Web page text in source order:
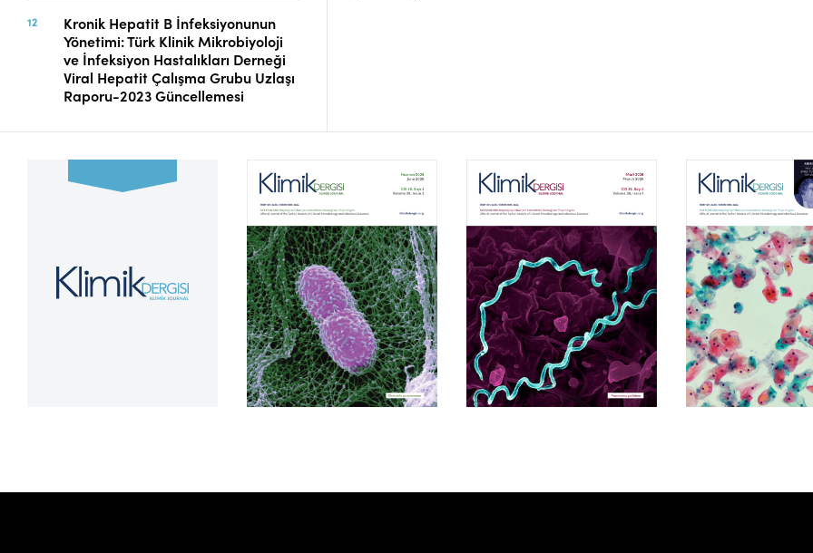
Kronik Hepatit B İnfeksiyonunun
Yönetimi: Türk Klinik Mikrobiyoloji
ve İnfeksiyon Hastalıkları Derneği
Viral Hepatit Çalışma Grubu Uzlaşı
Raporu-2023 Güncellemesi
Cilt 39, Sayı 2 Cilt 39, Sayı 1 Cilt 38,